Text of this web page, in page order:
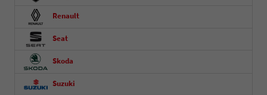
Renault
Seat
Skoda
Suzuki